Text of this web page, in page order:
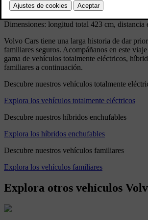
Transmisión: manual de 4 o 5 velocidades
Dimensiones: longitud total 423 cm, distancia
Volvo Cars tiene una larga historia de dar
familiares seguros. Acompáñanos en este
gama de vehículos totalmente eléctricos,
familiares a continuación.
Descubre nuestros vehículos totalmente
Explora los vehículos totalmente eléctricos
Descubre nuestros híbridos enchufables
Explora los híbridos enchufables
Descubre nuestros vehículos familiares
Explora los vehículos familiares
Explora otros vehículos